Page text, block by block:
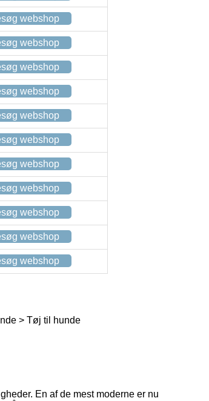
webshop
webshop
webshop
webshop
webshop
webshop
webshop
webshop
webshop
webshop
webshop
> Tøj til hunde
En af de mest moderne er nu